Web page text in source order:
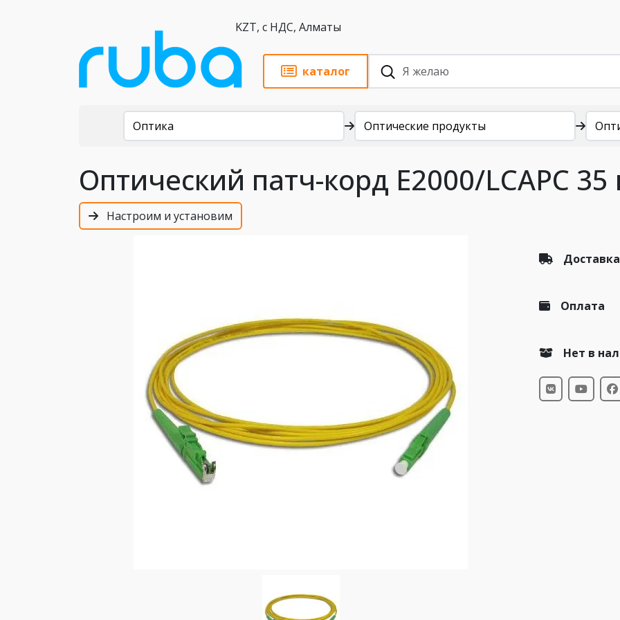
KZT, с НДС, Алматы
каталог
Каталог
Оптика Оптические продукты
Оптический патч-корд E2000/LCAPC
Настроим и установим
Доставка
Оплата
Нет в